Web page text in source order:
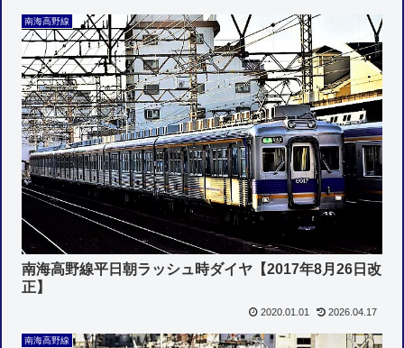
南海高野線
南海高野線平日朝ラッシュ時ダイヤ【2017年8月26日改
正】
2020.01.01 2026.04.17
南海高野線